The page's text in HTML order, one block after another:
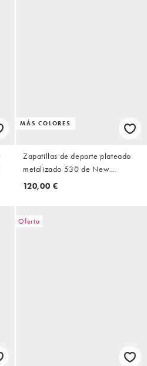
MÁS COLORES
Zapatillas de deporte plateado
metalizado 530 de New
Balance
120,00 €
Oferta